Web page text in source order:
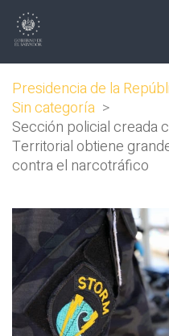
Presidencia de la
Sin categoría >
Sección policial creada
Territorial obtiene
contra el narcotráfico